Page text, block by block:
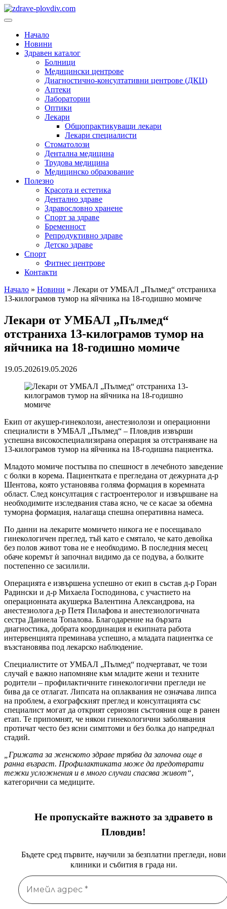
Преминете
към
Основно
Начало
Новини
Здравен каталог
Болници
Медицински центрове
Диагностично-консултативни центрове (ДКЦ)
Аптеки
Лаборатории
Оптики
Лекари
Общопрактикуващи лекари
Лекари специалисти
Стоматолози
Дентална медицина
Трудова медицина
Медицинско образование
Полезно
Красота и естетика
Дентално здраве
Здравословно хранене
Спорт за здраве
Бременност
Репродуктивно здраве
Детско здраве
Спорт
Фитнес центрове
Контакти
Начало » Новини » Лекари от УМБАЛ „Пълмед“ отстраниха
13-килограмов тумор на яйчника на 18-годишно момиче
Лекари от УМБАЛ „Пълмед“
отстраниха 13-килограмов тумор на
яйчника на 18-годишно момиче
19.05.202619.05.2026
Екип от акушер-гинеколози, анестезиолози и операционни
специалисти в УМБАЛ „Пълмед“ – Пловдив извърши
успешна високоспециализирана операция за отстраняване на
13-килограмов тумор на яйчника на 18-годишна пациентка.
Младото момиче постъпва по спешност в лечебното заведение
с болки в корема. Пациентката е прегледана от дежурната д-р
Шентова, която установява голяма формация в коремната
област. След консултация с гастроентеролог и извършване на
необходимите изследвания става ясно, че се касае за обемна
туморна формация, налагаща спешна оперативна намеса.
По данни на лекарите момичето никога не е посещавало
гинекологичен преглед, тъй като е смятало, че като девойка
без полов живот това не е необходимо. В последния месец
обаче коремът ѝ започнал видимо да се подува, а болките
постепенно се засилили.
Операцията е извършена успешно от екип в състав д-р Горан
Радински и д-р Михаела Господинова, с участието на
операционната акушерка Валентина Александрова, на
анестезиолога д-р Петя Пилафова и анестезиологичната
сестра Даниела Топалова. Благодарение на бързата
диагностика, добрата координация и екипната работа
интервенцията преминава успешно, а младата пациентка се
възстановява под лекарско наблюдение.
Специалистите от УМБАЛ „Пълмед“ подчертават, че този
случай е важно напомняне към младите жени и техните
родители – профилактичните гинекологични прегледи не
бива да се отлагат. Липсата на оплаквания не означава липса
на проблем, а ехографският преглед и консултацията със
специалист могат да открият сериозни състояния още в ранен
етап. Те припомнят, че някои гинекологични заболявания
протичат често без ясни симптоми и без болка до напреднал
стадий.
„Грижата за женското здраве трябва да започва още в
ранна възраст. Профилактиката може да предотврати
тежки усложнения и в много случаи спасява живот“,
категорични са медиците.
Не пропускайте важното за здравето в
Пловдив!
Бъдете сред първите, научили за безплатни прегледи, нови
клиники и събития в града ни.